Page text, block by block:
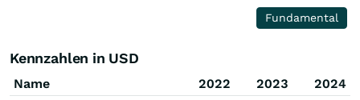
Fundamental
Kennzahlen in USD
Name 2022 2023
2024